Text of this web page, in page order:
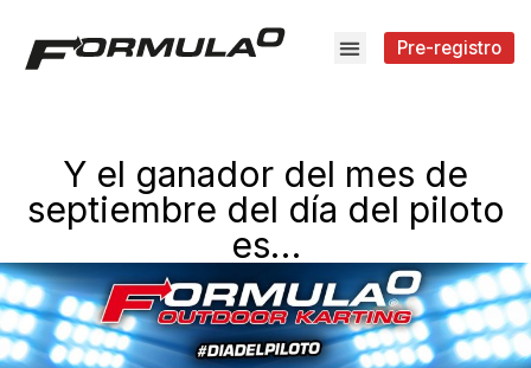
Pre-registro
Y el ganador del mes de
septiembre del día del piloto
es…